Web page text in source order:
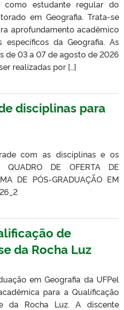
como estudante regular do
em Geografia. Trata-se
aprofundamento acadêmico
da Geografia. As
de 03 a 07 de agosto de 2026
realizadas por […]
disciplinas para
com as disciplinas e os
DE OFERTA DE
DE PÓS-GRADUAÇÃO EM
de
da Rocha Luz
em Geografia da UFPel
para a Qualificação
da Rocha Luz. A discente